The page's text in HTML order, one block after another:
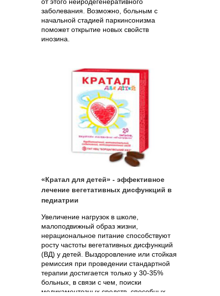
заболевания. Возможно, больным с
начальной стадией паркинсонизма
поможет открытие новых свойств
инозина.
«Кратал для детей» - эффективное
лечение вегетативных дисфункций в
педиатрии
Увеличение нагрузок в школе,
малоподвижный образ жизни,
нерациональное питание способствуют
росту частоты вегетативных дисфункций
(ВД) у детей. Выздоровление или стойкая
ремиссия при проведении стандартной
терапии достигается только у 30-35%
больных, в связи с чем, поиски
медикаментозных средств, способных